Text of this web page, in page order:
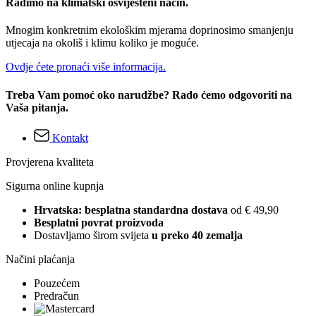
Radimo na klimatski osviješteni način.
Mnogim konkretnim ekološkim mjerama doprinosimo smanjenju
utjecaja na okoliš i klimu koliko je moguće.
Ovdje ćete pronaći više informacija.
Treba Vam pomoć oko narudžbe? Rado ćemo odgovoriti na
Vaša pitanja.
Kontakt
Provjerena kvaliteta
Sigurna online kupnja
Hrvatska: besplatna standardna dostava od € 49,90
Besplatni povrat proizvoda
Dostavljamo širom svijeta u preko 40 zemalja
Načini plaćanja
Pouzećem
Predračun